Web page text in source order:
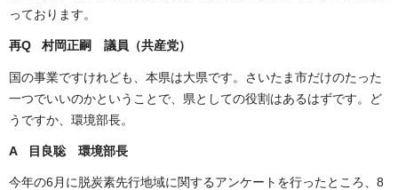
っております。
再Q 村岡正嗣 議員（共産党）
国の事業ですけれども、本県は大県です。さいたま市だけのたった
一つでいいのかということで、県としての役割はあるはずです。ど
うですか、環境部長。
A 目良聡 環境部長
今年の6月に脱炭素先行地域に関するアンケートを行ったところ、8